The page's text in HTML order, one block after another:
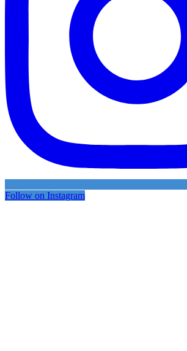
Follow on Instagram